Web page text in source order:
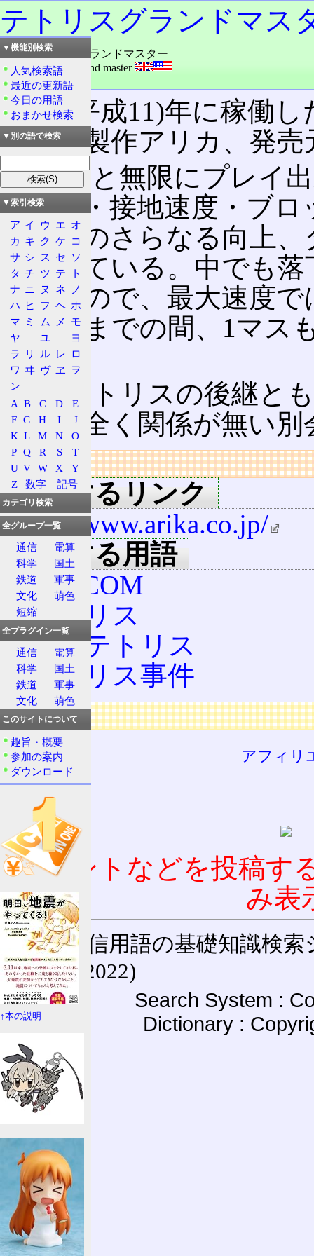
テトリスグランドマス
読み：テトリスグランドマスター
外語：TETRIS grand master
品詞：商品名
1999(平成11)年に稼働
とつ。製作アリカ、発売
慣れると無限にプレイ
下速度・接地速度・ブ
操作性のさらなる向上
付加している。中でも
当なもので、最大速度
地するまでの間、1マス
い。
セガテトリスの後継と
発元も全く関係が無い別
リンク
関連するリンク
http://www.arika.co.jp/
関連する用語
CAPCOM
テトリス
セガテトリス
テトリス事件
広告
アフィリ
コメントなどを投稿す
み表
通信用語の基礎知識検索
(27-May-2022)
Search System :
Dictionary :
▼機能別検索
人気検索語
最近の更新語
今日の用語
おまかせ検索
▼別の語で検索
▼索引検索
ア イ ウ エ オ
カ キ ク ケ コ
サ シ ス セ ソ
タ チ ツ テ
ト
ナ ニ ヌ ネ
ノ
ハ ヒ フ ヘ ホ
マ ミ ム メ
モ
ヤ
ユ
ヨ
ラ
リ ル レ ロ
ワ ヰ ヴ ヱ
ヲ
ン
A B C D
E
F G H I
J
K L M N
O
P Q R S
T
U V W X
Y
Z
数字 記号
カテゴリ検索
全グループ一覧
通信
電算
科学
国土
鉄道
軍事
文化
萌色
短縮
全プラグイン一覧
通信
電算
科学
国土
鉄道
軍事
文化
萌色
このサイトについて
趣旨・概要
参加の案内
ダウンロード
↑本の説明